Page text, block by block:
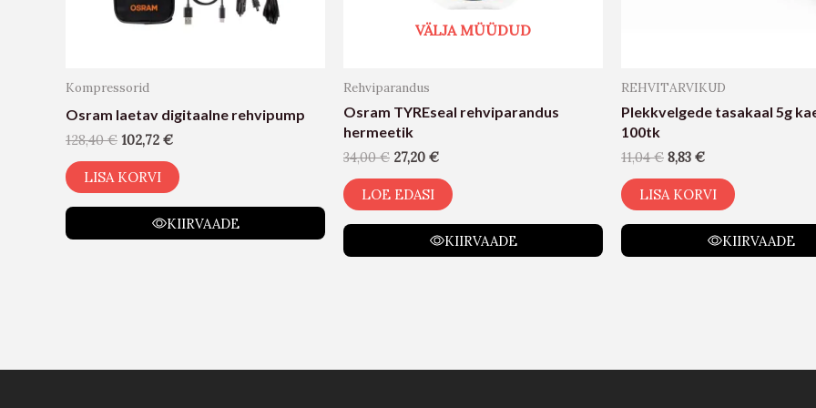
Kompressorid
Osram laetav digitaalne rehvipump
128,40€ 102,72 €
LISA KORVI
KIIRVAADE
VÄLJA MÜÜDUD
Rehviparandus
Osram TYREseal rehviparandus
hermeetik
34,00€ 27,20 €
LOE EDASI
KIIRVAADE
REHVITARVIKUD
Plekkvelgede tasakaal 5g
100tk
11,04€ 8,83 €
LISA KORVI
KIIRVAADE